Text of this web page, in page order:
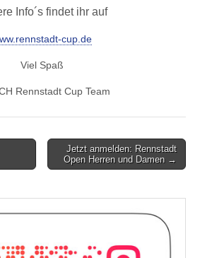
Info´s findet ihr auf
cup.de
Viel Spaß
Rennstadt Cup Team
Jetzt anmelden: Rennstadt
Open Herren und Damen →